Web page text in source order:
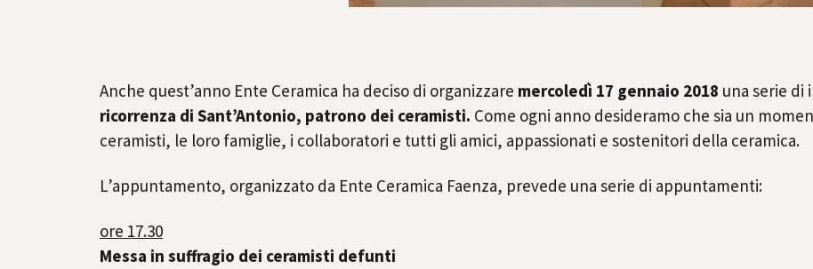
Anche quest’anno Ente Ceramica ha deciso di organizzare mercoledì 17 gennaio 2018 una serie di
ricorrenza di Sant’Antonio, patrono dei ceramisti. Come ogni anno desideramo che sia un
ceramisti, le loro famiglie, i collaboratori e tutti gli amici, appassionati e sostenitori della ceramica.
L’appuntamento, organizzato da Ente Ceramica Faenza, prevede una serie di appuntamenti:
ore 17.30
Messa in suffragio dei ceramisti defunti